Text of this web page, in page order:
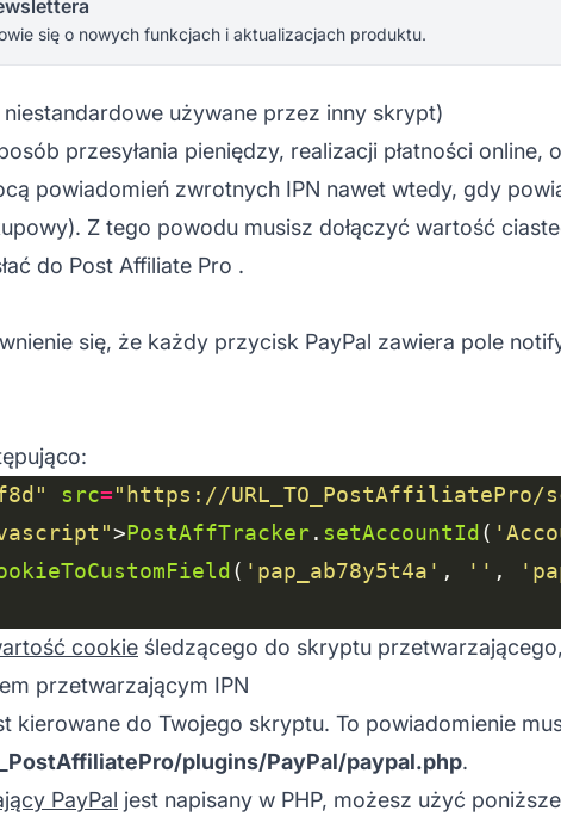
się o nowych funkcjach i aktualizacjach produktu.
niestandardowe używane przez inny skrypt)
przesyłania pieniędzy, realizacji płatności
powiadomień zwrotnych IPN nawet wtedy, gdy
Z tego powodu musisz dołączyć wartość
do Post Affiliate Pro .
się, że każdy przycisk PayPal zawiera pole
src="https://
>PostAffTracker. setAccountId(
( 'pap_ab78y5t4a' , '' ,
cookie śledzącego do skryptu
przetwarzającym IPN
kierowane do Twojego skryptu. To powiadomienie
plugins/PayPal/paypal.php.
PayPal jest napisany w PHP, możesz użyć